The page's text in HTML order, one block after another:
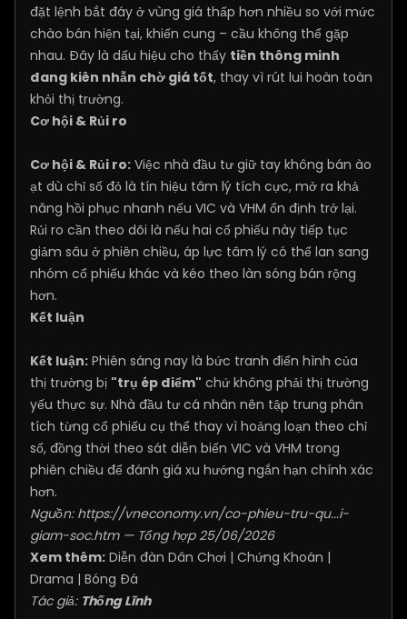
đặt lệnh bắt đáy ở vùng giá thấp hơn nhiều so với mức
chào bán hiện tại, khiến cung – cầu không thể gặp
nhau. Đây là dấu hiệu cho thấy tiền thông minh
đang kiên nhẫn chờ giá tốt, thay vì rút lui hoàn toàn
khỏi thị trường.
Cơ hội & Rủi ro
Cơ hội & Rủi ro: Việc nhà đầu tư giữ tay không bán ào
ạt dù chỉ số đỏ là tín hiệu tâm lý tích cực, mở ra khả
năng hồi phục nhanh nếu VIC và VHM ổn định trở lại.
Rủi ro cần theo dõi là nếu hai cổ phiếu này tiếp tục
giảm sâu ở phiên chiều, áp lực tâm lý có thể lan sang
nhóm cổ phiếu khác và kéo theo làn sóng bán rộng
hơn.
Kết luận
Kết luận: Phiên sáng nay là bức tranh điển hình của
thị trường bị "trụ ép điểm" chứ không phải thị trường
yếu thực sự. Nhà đầu tư cá nhân nên tập trung phân
tích từng cổ phiếu cụ thể thay vì hoảng loạn theo chỉ
số, đồng thời theo sát diễn biến VIC và VHM trong
phiên chiều để đánh giá xu hướng ngắn hạn chính xác
hơn.
Nguồn: https://vneconomy.vn/co-phieu-tru-qu...i-
giam-soc.htm— Tổng hợp 25/06/2026
Xem thêm: Diễn đàn Dân Chơi | Chứng Khoán |
Drama | Bóng Đá
Tác giả: Thống Lĩnh